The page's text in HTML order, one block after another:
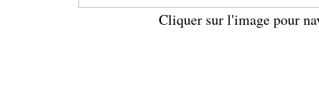
Cliquer sur l'image pour